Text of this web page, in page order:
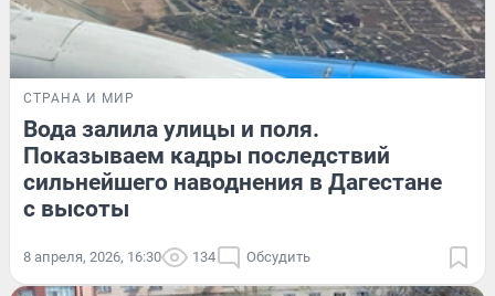
СТРАНА И МИР
Вода залила улицы и поля.
Показываем кадры последствий
сильнейшего наводнения в Дагестане
с высоты
8 апреля, 2026, 16:30 134 Обсудить